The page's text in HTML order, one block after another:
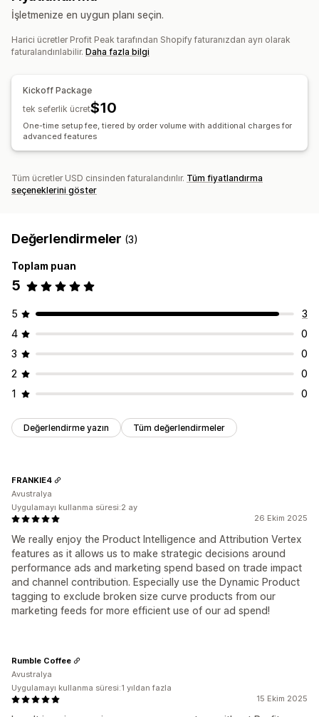
Pazarlama ve satış
Kâr analizleri Satın alım takibi Huni analizi UTM takibi
Görseller ve raporlar
Analizler kontrol paneli
Çoklu mağaza raporları Karşılaştırma Özel raporlar
Dışa veri aktarma
İşletmenize en uygun planı seçin.
Harici ücretler Profit Peak tarafından Shopify faturanızdan ayrı olarak
faturalandırılabilir. Daha fazla bilgi
Kickoff Package
$10
tek seferlik ücret
One-time setup fee, tiered by order volume with additional charges for
advanced features
Tüm ücretler USD cinsinden faturalandırılır. Tüm fiyatlandırma
seçeneklerini göster
Değerlendirmeler (3)
Toplam puan
5
5
3
4
0
3
0
2
0
1
0
Değerlendirme yazın Tüm değerlendirmeler
26 Ekim 2025
We really enjoy the Product Intelligence and Attribution Vertex
features as it allows us to make strategic decisions around
performance ads and marketing spend based on trade impact
and channel contribution. Especially use the Dynamic Product
tagging to exclude broken size curve products from our
marketing feeds for more efficient use of our ad spend!
FRANKIE4
Avustralya
Uygulamayı kullanma süresi:2 ay
15 Ekim 2025
Rumble Coffee
Avustralya
Uygulamayı kullanma süresi:1 yıldan fazla